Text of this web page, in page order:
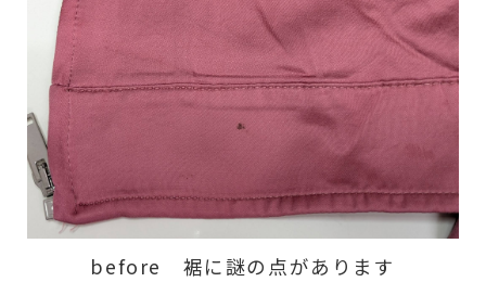
before 裾に謎の点があります